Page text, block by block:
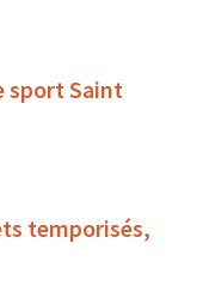
sport Saint
temporisés,